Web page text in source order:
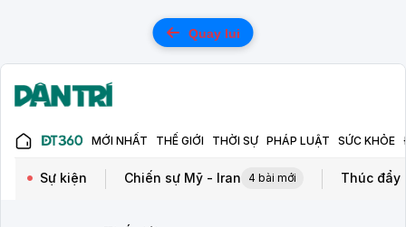
Quay lui